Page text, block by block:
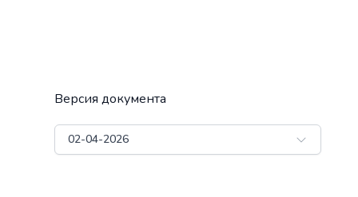
Версия документа
02-04-2026